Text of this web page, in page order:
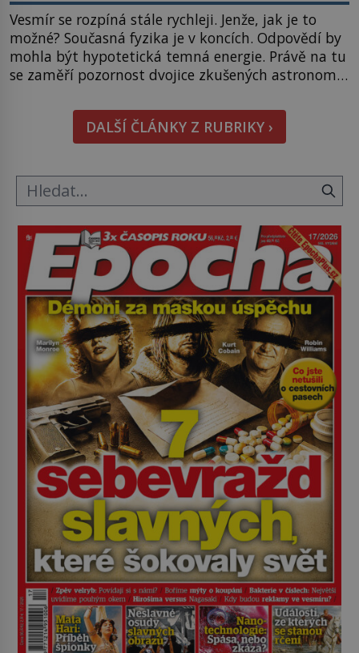
Vesmír se rozpíná stále rychleji. Jenže, jak je to
možné? Současná fyzika je v koncích. Odpovědí by
mohla být hypotetická temná energie. Právě na tu
se zaměří pozornost dvojice zkušených astronomů.
hmatatelnějšího. Naprosto rekordní kometu!
Astronomové Pedro Bernardinelli a Gary Bernstein
mravenčí prací zkoumají archivní snímky v rámci
DALŠÍ ČLÁNKY Z RUBRIKY ›